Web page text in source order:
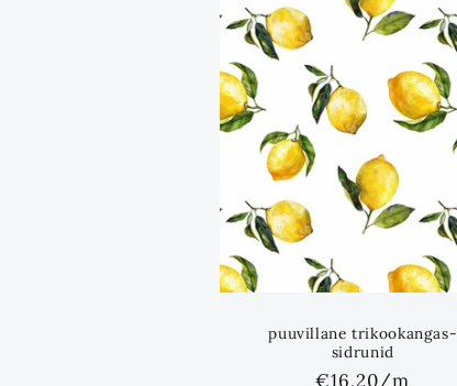
puuvillane trikookangas-
sidrunid
Standards
€16,20/m